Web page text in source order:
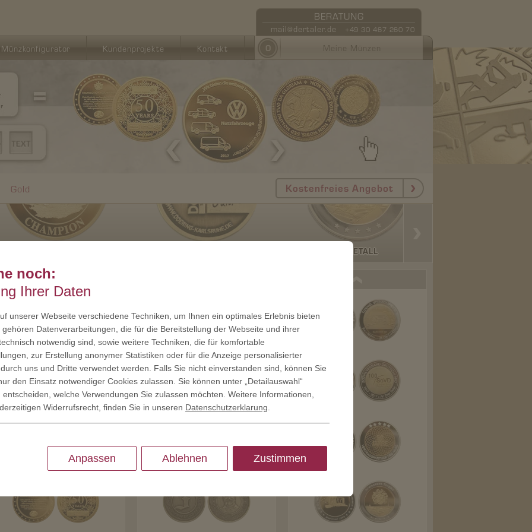
Münzkonfigurator Kundenprojekte Kontakt
BERATUNG
mail@dertaler.de +49 30 467 260 70
0 Meine Münzen
Gold Kostenfreies Angebot
BIMETALL
noch:
Ihrer Daten
unserer Webseite verschiedene Techniken, um Ihnen ein optimales Erlebnis bieten
Datenverarbeitungen, die für die Bereitstellung der Webseite und ihrer
notwendig sind, sowie weitere Techniken, die für komfortable
zur Erstellung anonymer Statistiken oder für die Anzeige personalisierter
uns und Dritte verwendet werden. Falls Sie nicht einverstanden sind, können Sie
den Einsatz notwendiger Cookies zulassen. Sie können unter „Detailauswahl“
entscheiden, welche Verwendungen Sie zulassen möchten. Weitere Informationen,
Widerrufsrecht, finden Sie in unseren Datenschutzerklarung
Zustimmen
Ablehnen
Anpassen